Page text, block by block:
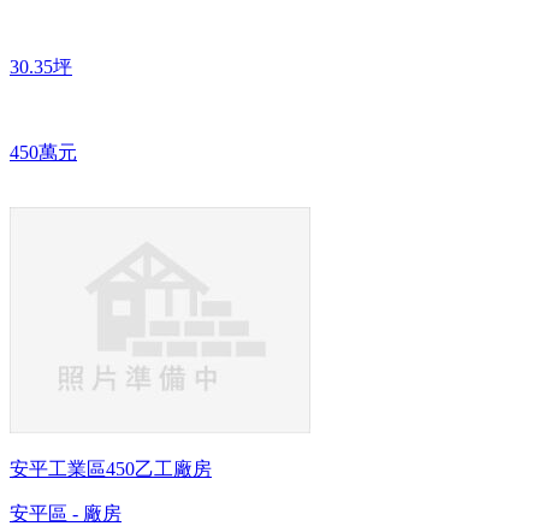
30.35坪
450萬元
安平工業區450乙工廠房
安平區 - 廠房